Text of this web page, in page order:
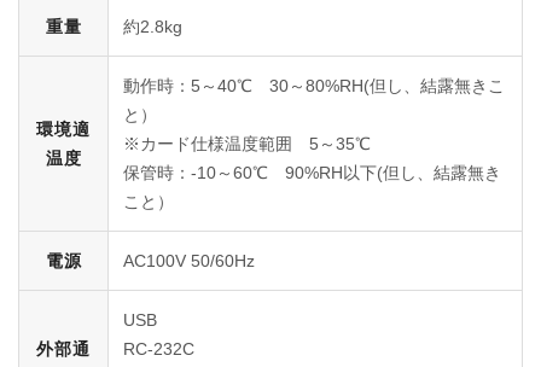
重量 約2.8kg
環境適
温度
動作時：5～40℃ 30～80%RH(但し、結露無きこ
と）
※カード仕様温度範囲 5～35℃
保管時：-10～60℃ 90%RH以下(但し、結露無き
こと）
電源 AC100V 50/60Hz
外部通
USB
RC-232C